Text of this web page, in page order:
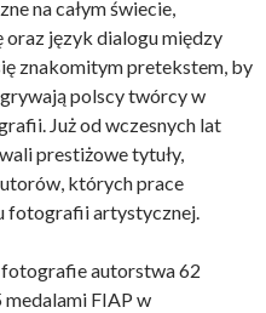
na całym świecie,
język dialogu między
znakomitym pretekstem, by
polscy twórcy w
Już od wczesnych lat
prestiżowe tytuły,
których prace
fotografii artystycznej.
autorstwa 62
FIAP w